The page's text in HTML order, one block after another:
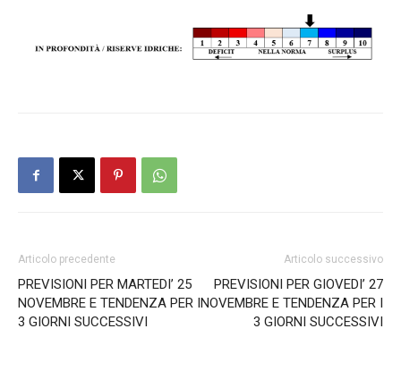
Articolo precedente
PREVISIONI PER MARTEDI’ 25
NOVEMBRE E TENDENZA PER I
3 GIORNI SUCCESSIVI
Articolo successivo
PREVISIONI PER GIOVEDI’ 27
NOVEMBRE E TENDENZA PER I
3 GIORNI SUCCESSIVI